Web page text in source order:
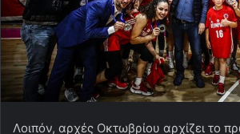
Λοιπόν, αρχές Οκτωβρίου αρχίζει το